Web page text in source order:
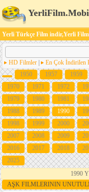
YerliFilm.Mobi
Yerli Türkçe Film indir,Yerli
HD Filmler En Çok İndirilen
1950
1957 1959
1970
1971 1972
1979
1980 1981
1988
1989 1990
1998
1999 2000
2007
2008 2009
2016
2017 2018
2025
1990
AŞK FILMLERININ